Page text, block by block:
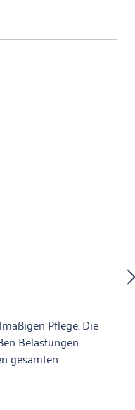
Pflege. Die
Belastungen
gesamten